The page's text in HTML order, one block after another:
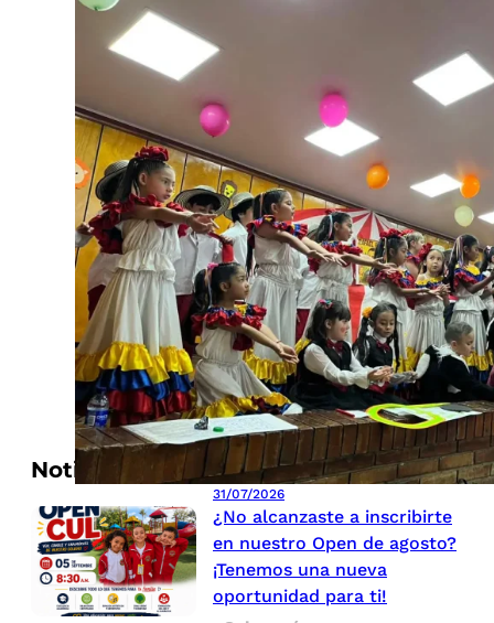
Noticias recomendadas
31/07/2026
¿No alcanzaste a inscribirte
en nuestro Open de agosto?
¡Tenemos una nueva
oportunidad para ti!